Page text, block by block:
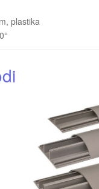
plastika